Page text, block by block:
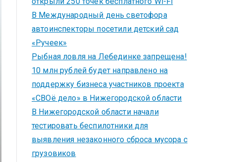
В Международный день светофора
автоинспекторы посетили детский сад
«Ручеек»
Рыбная ловля на Лебединке запрещена!
10 млн рублей будет направлено на
поддержку бизнеса участников проекта
«СВОё дело» в Нижегородской области
В Нижегородской области начали
тестировать беспилотники для
выявления незаконного сброса мусора с
грузовиков